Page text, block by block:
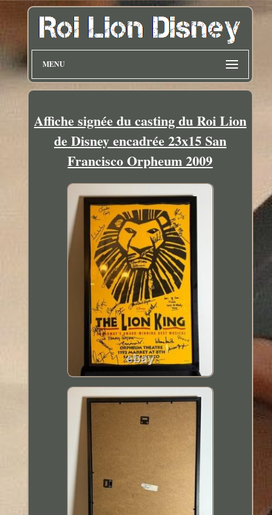
MENU
Affiche signée du casting du Roi Lion
de Disney encadrée 23x15 San
Francisco Orpheum 2009